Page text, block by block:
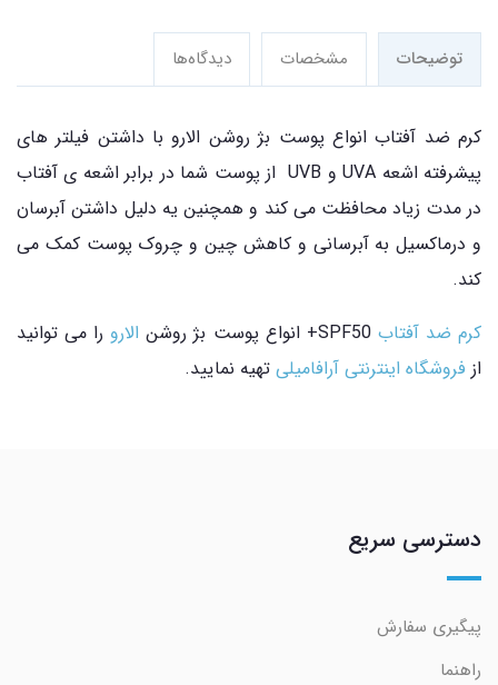
توضیحات مشخصات دیدگاه‌ها
کرم ضد آفتاب انواع پوست بژ روشن الارو با داشتن فیلتر های
پیشرفته اشعه UVA و UVB از پوست شما در برابر اشعه ی آفتاب
در مدت زیاد محافظت می کند و همچنین یه دلیل داشتن آبرسان
و درماکسیل به آبرسانی و کاهش چین و چروک پوست کمک می
کند.
کرم ضد آفتاب SPF50+ انواع پوست بژ روشن الارو را می توانید
از فروشگاه اینترنتی آرافامیلی تهیه نمایید.
دسترسی سریع
پیگیری سفارش
راهنما